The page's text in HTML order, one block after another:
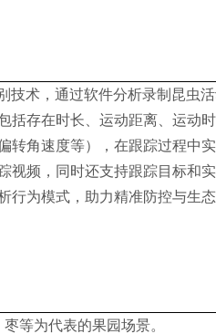
技术，通过软件分析录制昆虫
括存在时长、运动距离、运动
转角速度等），在跟踪过程中
视频，同时还支持跟踪目标和
为模式，助力精准防控与生态
等为代表的果园场景。